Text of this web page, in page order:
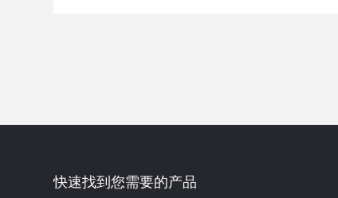
快速找到您需要的产品